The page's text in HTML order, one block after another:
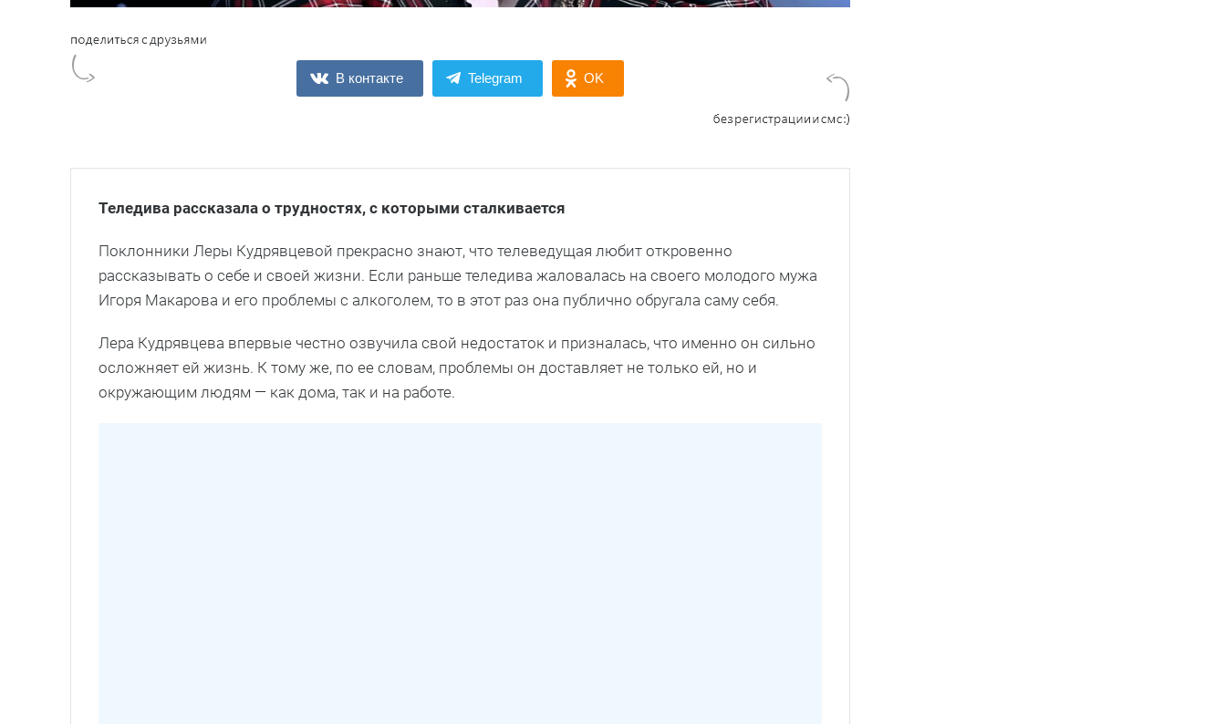
В контакте Telegram OK
Теледива рассказала о трудностях, с которыми сталкивается
Поклонники Леры Кудрявцевой прекрасно знают, что телеведущая любит откровенно
рассказывать о себе и своей жизни. Если раньше теледива жаловалась на своего молодого мужа
Игоря Макарова и его проблемы с алкоголем, то в этот раз она публично обругала саму себя.
Лера Кудрявцева впервые честно озвучила свой недостаток и призналась, что именно он сильно
осложняет ей жизнь. К тому же, по ее словам, проблемы он доставляет не только ей, но и
окружающим людям — как дома, так и на работе.